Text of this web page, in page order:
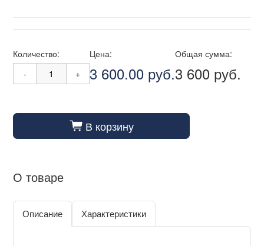
Количество:
-
+
Цена:
3 600.00 руб.
Общая сумма:
3 600 руб.
cart_fill В корзину
О товаре
Описание Характеристики